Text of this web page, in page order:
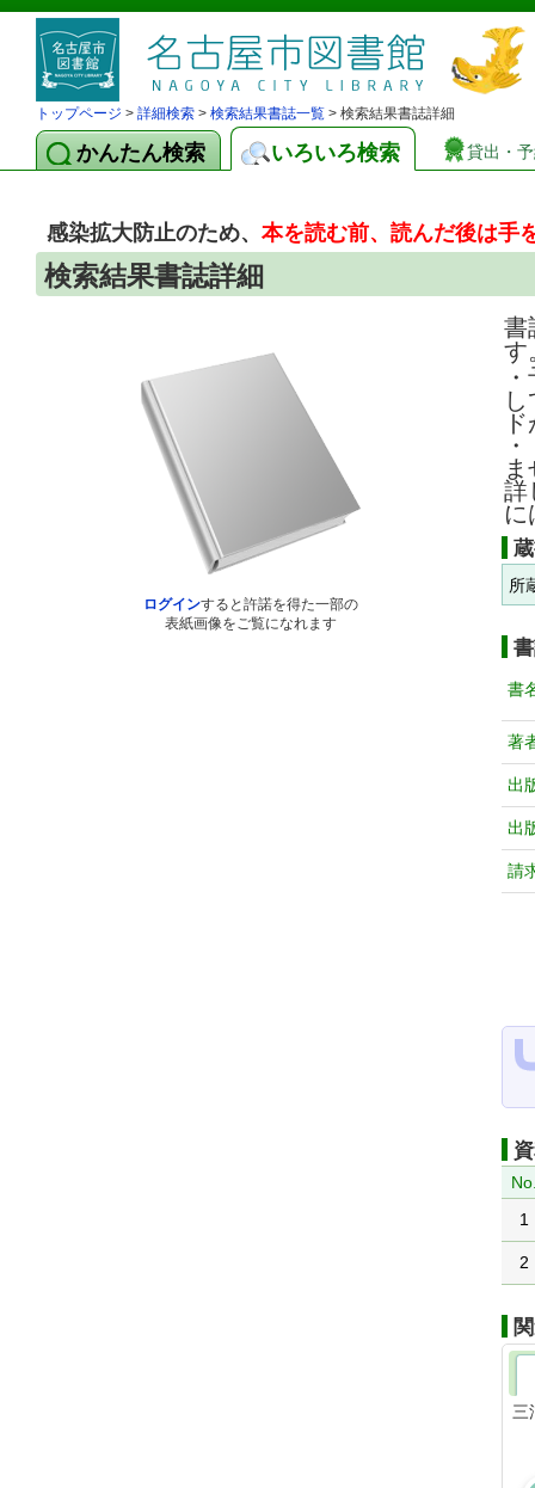
トップページ > 詳細検索 > 検索結果書誌一覧 > 検索結果書誌詳細
かんたん検索 いろいろ検索 貸出・
感染拡大防止のため、本を読む前、読んだ後は手
検索結果書誌詳細
ログインすると許諾を得た一部の
表紙画像をご覧になれます
書
す
詳
に
所
書
著
出
出
請
1
2
三